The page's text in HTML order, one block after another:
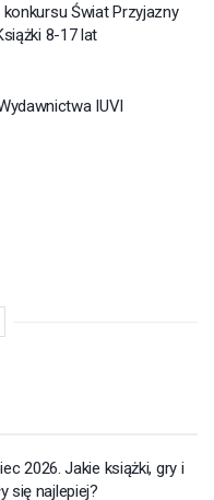
Świat Przyjazny
8-17 lat
IUVI
2026. Jakie książki, gry i
się najlepiej?